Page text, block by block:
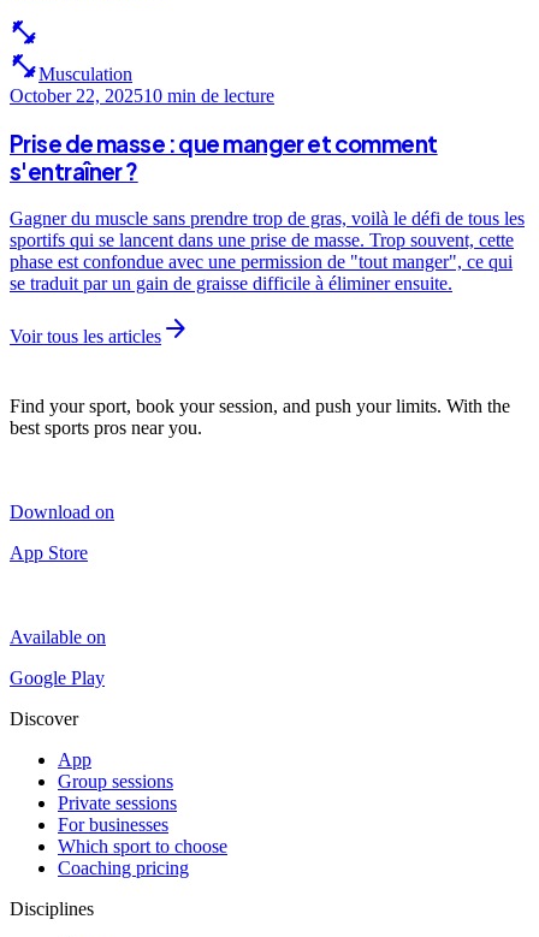
fitness_center
fitness_centerMusculation
October 22, 202510 min de lecture
Prise de masse : que manger et comment
s'entraîner ?
Gagner du muscle sans prendre trop de gras, voilà le défi de tous les
sportifs qui se lancent dans une prise de masse. Trop souvent, cette
phase est confondue avec une permission de "tout manger", ce qui
se traduit par un gain de graisse difficile à éliminer ensuite.
Voir tous les articles arrow_forward
Find your sport, book your session, and push your limits. With the
best sports pros near you.
Download on
App Store
Available on
Google Play
Discover
App
Group sessions
Private sessions
For businesses
Which sport to choose
Coaching pricing
Disciplines